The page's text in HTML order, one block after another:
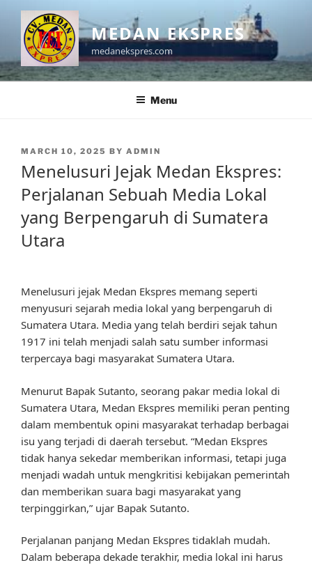
content
MEDAN EKSPRES
medanekspres.com
Menu
POSTED
MARCH 10, 2025 BY ADMIN
Menelusuri Jejak Medan Ekspres:
Perjalanan Sebuah Media Lokal
yang Berpengaruh di Sumatera
Utara
Menelusuri jejak Medan Ekspres memang seperti
menyusuri sejarah media lokal yang berpengaruh di
Sumatera Utara. Media yang telah berdiri sejak tahun
1917 ini telah menjadi salah satu sumber informasi
terpercaya bagi masyarakat Sumatera Utara.
Menurut Bapak Sutanto, seorang pakar media lokal di
Sumatera Utara, Medan Ekspres memiliki peran penting
dalam membentuk opini masyarakat terhadap berbagai
isu yang terjadi di daerah tersebut. “Medan Ekspres
tidak hanya sekedar memberikan informasi, tetapi juga
menjadi wadah untuk mengkritisi kebijakan pemerintah
dan memberikan suara bagi masyarakat yang
terpinggirkan,” ujar Bapak Sutanto.
Perjalanan panjang Medan Ekspres tidaklah mudah.
Dalam beberapa dekade terakhir, media lokal ini harus